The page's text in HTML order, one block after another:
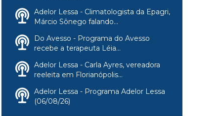
Adelor Lessa - Climatologista da Epagri,
Márcio Sônego falando...
Do Avesso - Programa do Avesso
recebe a terapeuta Léia...
Adelor Lessa - Carla Ayres, vereadora
reeleita em Florianópolis...
Adelor Lessa - Programa Adelor Lessa
(06/08/26)